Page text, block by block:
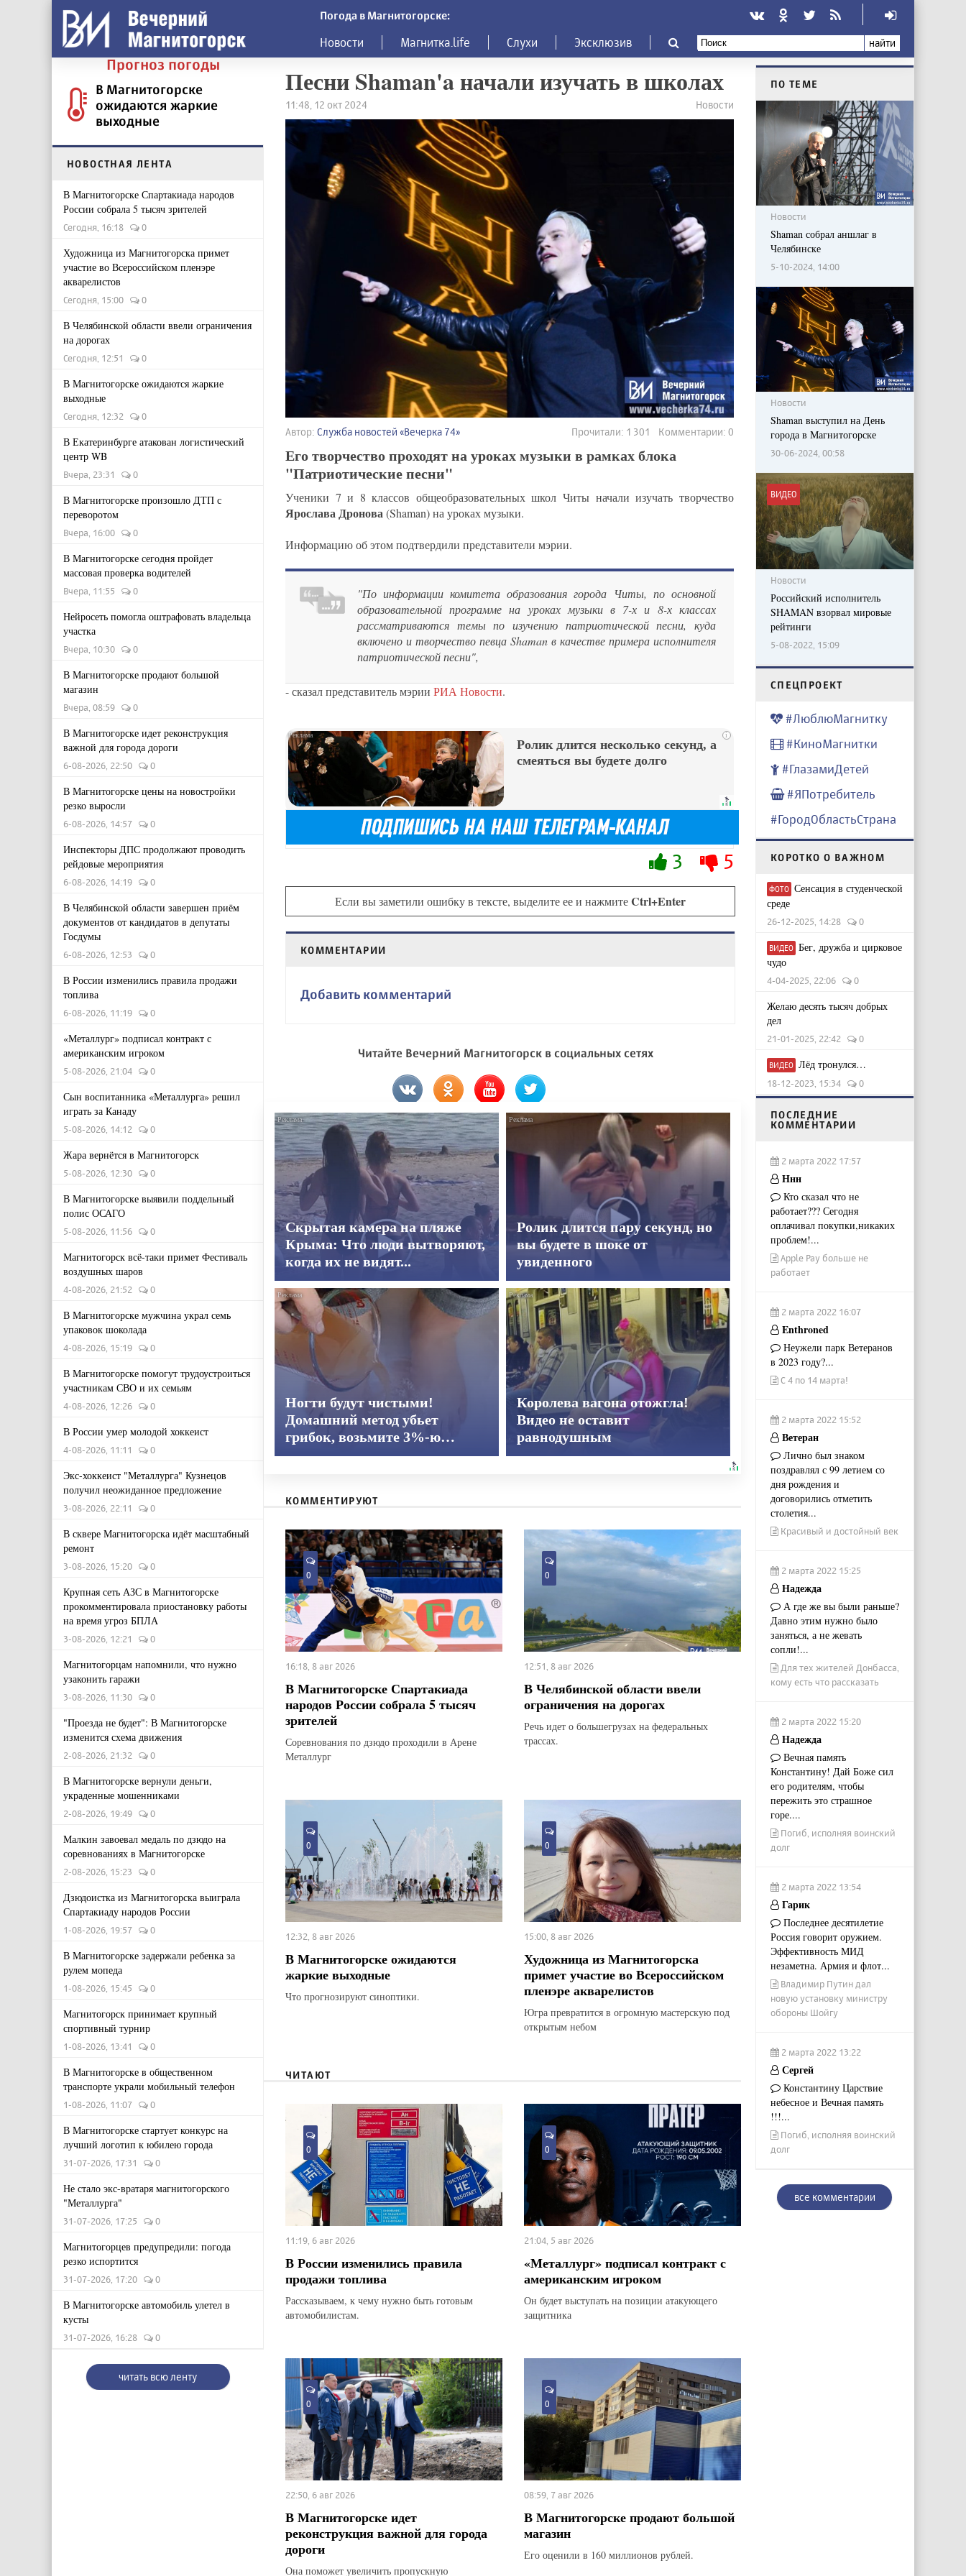
Погода в Магнитогорске:
Новости Магнитка.life Слухи Эксклюзив найти
Прогноз погоды
В Магнитогорске
ожидаются жаркие
выходные
НОВОСТНАЯ ЛЕНТА
В Магнитогорске Спартакиада народов
России собрала 5 тысяч зрителей
Сегодня, 16:18 0
Художница из Магнитогорска примет
участие во Всероссийском пленэре
акварелистов
Сегодня, 15:00 0
В Челябинской области ввели ограничения
на дорогах
Сегодня, 12:51 0
В Магнитогорске ожидаются жаркие
выходные
Сегодня, 12:32 0
В Екатеринбурге атакован логистический
центр WB
Вчера, 23:31 0
В Магнитогорске произошло ДТП с
переворотом
Вчера, 16:00 0
В Магнитогорске сегодня пройдет
массовая проверка водителей
Вчера, 11:55 0
Нейросеть помогла оштрафовать владельца
участка
Вчера, 10:30 0
В Магнитогорске продают большой
магазин
Вчера, 08:59 0
В Магнитогорске идет реконструкция
важной для города дороги
6-08-2026, 22:50 0
В Магнитогорске цены на новостройки
резко выросли
6-08-2026, 14:57 0
Инспекторы ДПС продолжают проводить
рейдовые мероприятия
6-08-2026, 14:19 0
В Челябинской области завершен приём
документов от кандидатов в депутаты
Госдумы
6-08-2026, 12:53 0
В России изменились правила продажи
топлива
6-08-2026, 11:19 0
«Металлург» подписал контракт с
американским игроком
5-08-2026, 21:04 0
Сын воспитанника «Металлурга» решил
играть за Канаду
5-08-2026, 14:12 0
Жара вернётся в Магнитогорск
5-08-2026, 12:30 0
В Магнитогорске выявили поддельный
полис ОСАГО
5-08-2026, 11:56 0
Магнитогорск всё-таки примет Фестиваль
воздушных шаров
4-08-2026, 21:52 0
В Магнитогорске мужчина украл семь
упаковок шоколада
4-08-2026, 15:19 0
В Магнитогорске помогут трудоустроиться
участникам СВО и их семьям
4-08-2026, 12:26 0
В России умер молодой хоккеист
4-08-2026, 11:11 0
Экс-хоккеист "Металлурга" Кузнецов
получил неожиданное предложение
3-08-2026, 22:11 0
В сквере Магнитогорска идёт масштабный
ремонт
3-08-2026, 15:20 0
Крупная сеть АЗС в Магнитогорске
прокомментировала приостановку работы
на время угроз БПЛА
3-08-2026, 12:21 0
Магнитогорцам напомнили, что нужно
узаконить гаражи
3-08-2026, 11:30 0
"Проезда не будет": В Магнитогорске
изменится схема движения
2-08-2026, 21:32 0
В Магнитогорске вернули деньги,
украденные мошенниками
2-08-2026, 19:49 0
Малкин завоевал медаль по дзюдо на
соревнованиях в Магнитогорске
2-08-2026, 15:23 0
Дзюдоистка из Магнитогорска выиграла
Спартакиаду народов России
1-08-2026, 19:57 0
В Магнитогорске задержали ребенка за
рулем мопеда
1-08-2026, 15:45 0
Магнитогорск принимает крупный
спортивный турнир
1-08-2026, 13:41 0
В Магнитогорске в общественном
транспорте украли мобильный телефон
1-08-2026, 11:07 0
В Магнитогорске стартует конкурс на
лучший логотип к юбилею города
31-07-2026, 17:31 0
Не стало экс-вратаря магнитогорского
"Металлурга"
31-07-2026, 17:25 0
Магнитогорцев предупредили: погода
резко испортится
31-07-2026, 17:20 0
В Магнитогорске автомобиль улетел в
кусты
31-07-2026, 16:28 0
читать всю ленту
Песни Shaman'a начали изучать в школах
11:48, 12 окт 2024 Новости
Автор: Служба новостей «Вечерка 74» Прочитали: 1 301 Комментарии: 0
Его творчество проходят на уроках музыки в рамках блока
"Патриотические песни"
Ученики 7 и 8 классов общеобразовательных школ Читы начали изучать творчество
Ярослава Дронова(Shaman) на уроках музыки.
Информацию об этом подтвердили представители мэрии.
"По информации комитета образования города Читы, по основной
образовательной программе на уроках музыки в 7-х и 8-х классах
рассматриваются темы по изучению патриотической песни, куда
включено и творчество певца Shaman в качестве примера исполнителя
патриотической песни",
- сказал представитель мэрии РИА Новости.
i
Ролик длится несколько секунд, а
смеяться вы будете долго
3 5
Если вы заметили ошибку в тексте, выделите ее и нажмитеCtrl+Enter
КОММЕНТАРИИ
Добавить комментарий
Читайте Вечерний Магнитогорск в социальных сетях
Скрытая камера на пляже
Крыма: Что люди вытворяют,
когда их не видят...
Ролик длится пару секунд, но
вы будете в шоке от
увиденного
Ногти будут чистыми!
Домашний метод убьет
грибок, возьмите 3%-ю…
Королева вагона отожгла!
Видео не оставит
равнодушным
КОММЕНТИРУЮТ
0
16:18, 8 авг 2026
В Магнитогорске Спартакиада
народов России собрала 5 тысяч
зрителей
Соревнования по дзюдо проходили в Арене
Металлург
0
12:51, 8 авг 2026
В Челябинской области ввели
ограничения на дорогах
Речь идет о большегрузах на федеральных
трассах.
0
12:32, 8 авг 2026
В Магнитогорске ожидаются
жаркие выходные
Что прогнозируют синоптики.
0
15:00, 8 авг 2026
Художница из Магнитогорска
примет участие во Всероссийском
пленэре акварелистов
Югра превратится в огромную мастерскую под
открытым небом
ЧИТАЮТ
0
11:19, 6 авг 2026
В России изменились правила
продажи топлива
Рассказываем, к чему нужно быть готовым
автомобилистам.
0
21:04, 5 авг 2026
«Металлург» подписал контракт с
американским игроком
Он будет выступать на позиции атакующего
защитника
0
22:50, 6 авг 2026
В Магнитогорске идет
реконструкция важной для города
дороги
Она поможет увеличить пропускную
0
08:59, 7 авг 2026
В Магнитогорске продают большой
магазин
Его оценили в 160 миллионов рублей.
ПО ТЕМЕ
Новости
Shaman собрал аншлаг в
Челябинске
5-10-2024, 14:00
Новости
Shaman выступил на День
города в Магнитогорске
30-06-2024, 00:58
ВИДЕО
Новости
Российский исполнитель
SHAMAN взорвал мировые
рейтинги
5-08-2022, 15:09
CПЕЦПРОЕКТ
#ЛюблюМагнитку
#КиноМагнитки
#ГлазамиДетей
#ЯПотребитель
#ГородОбластьСтрана
КОРОТКО О ВАЖНОМ
ФОТО Сенсация в студенческой
среде
26-12-2025, 14:28 0
ВИДЕО Бег, дружба и цирковое
чудо
4-04-2025, 22:06 0
Желаю десять тысяч добрых
дел
21-01-2025, 22:42 0
ВИДЕО Лёд тронулся…
18-12-2023, 15:34 0
ПОСЛЕДНИЕ
КОММЕНТАРИИ
2 марта 2022 17:57
Ннн
Кто сказал что не
работает??? Сегодня
оплачивал покупки,никаких
проблем!...
Apple Pay больше не
работает
2 марта 2022 16:07
Enthroned
Неужели парк Ветеранов
в 2023 году?...
С 4 по 14 марта!
2 марта 2022 15:52
Ветеран
Лично был знаком
поздравлял с 99 летием со
дня рождения и
договорились отметить
столетия...
Красивый и достойный век
2 марта 2022 15:25
Надежда
А где же вы были раньше?
Давно этим нужно было
заняться, а не жевать
сопли!...
Для тех жителей Донбасса,
кому есть что рассказать
2 марта 2022 15:20
Надежда
Вечная память
Константину! Дай Боже сил
его родителям, чтобы
пережить это страшное
горе....
Погиб, исполняя воинский
долг
2 марта 2022 13:54
Гарик
Последнее десятилетие
Россия говорит оружием.
Эффективность МИД
незаметна. Армия и флот...
Владимир Путин дал
новую установку министру
обороны Шойгу
2 марта 2022 13:22
Сергей
Константину Царствие
небесное и Вечная память
!!!...
Погиб, исполняя воинский
долг
все комментарии